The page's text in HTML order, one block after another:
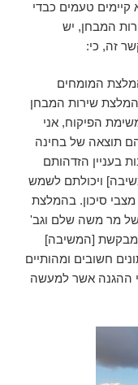
טעמים כבדי
המבחן, יש
זה, כי:
המומחים
שירות המבחן
הפיקוח, אני
תוצאה של בחינה
בעניין הזדהותם
ויכולתם לשמש
סיכון. בהמלצת
מר משה שלם וגב'
[המשיבה]
חשובים ומהותיים
ההגנה אשר למעשה